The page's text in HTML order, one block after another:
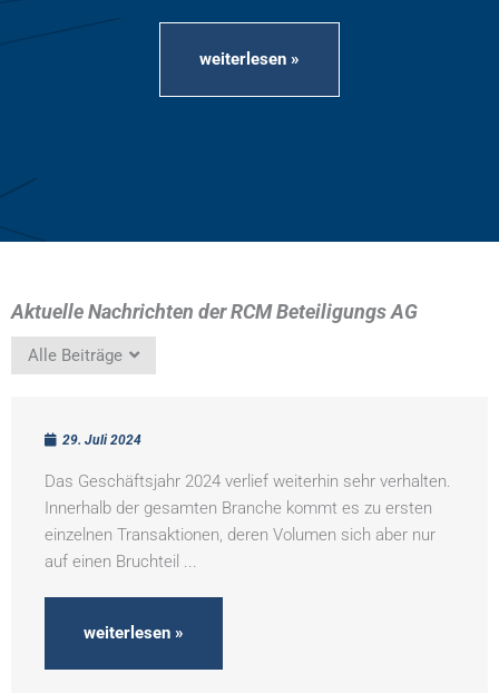
weiterlesen »
Aktuelle Nachrichten der RCM Beteiligungs AG
Alle Beiträge
29. Juli 2024
Das Geschäftsjahr 2024 verlief weiterhin sehr verhalten.
Innerhalb der gesamten Branche kommt es zu ersten
einzelnen Transaktionen, deren Volumen sich aber nur
auf einen Bruchteil ...
weiterlesen »